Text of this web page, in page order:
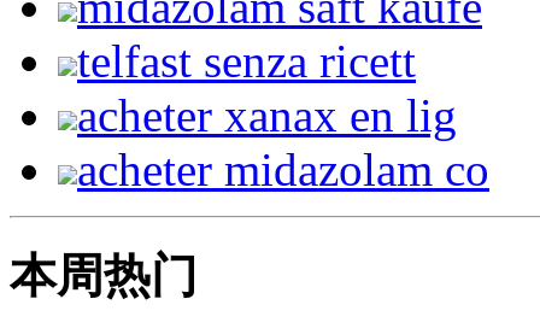
telfast senza ricett
acheter xanax en lig
acheter midazolam co
本周热门